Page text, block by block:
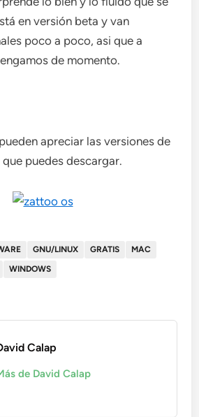
en versión beta y van
poco a poco, asi que a
de momento.
apreciar las versiones de
puedes descargar.
GNU/LINUX GRATIS
MAC
WINDOWS
Calap
de David Calap